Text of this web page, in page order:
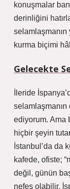
konuşmalar
derinliğini
selamlaşmanın
kurma biçimi
Gelecekte
İleride
selamlaşmanın
ediyorum. Ama
hiçbir şeyin
İstanbul’da da
kafede, ofiste;
değil, günün
nefes olabilir.